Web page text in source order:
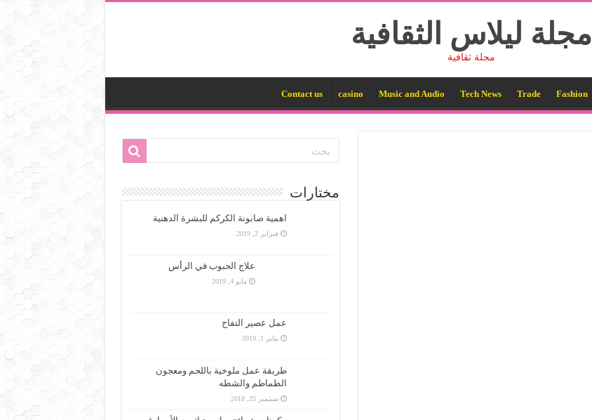
مجلة ليلاس الثقافية
مجلة ثقافية
Fashion
Trade
Tech News
Music and Audio
casino
Contact us
مختارات
اهمية صابونة الكركم للبشرة الدهنية
فبراير 2, 2019
علاج الحبوب في الرأس
مايو 4, 2019
عمل عصير التفاح
يناير 1, 2019
طريقة عمل ملوخية باللحم ومعجون
الطماطم والشطه
سبتمبر 25, 2018